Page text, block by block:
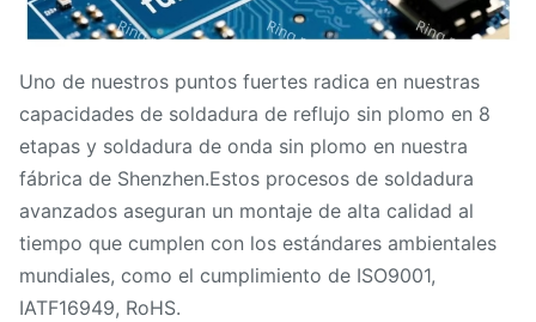
Uno de nuestros puntos fuertes radica en nuestras
capacidades de soldadura de reflujo sin plomo en 8
etapas y soldadura de onda sin plomo en nuestra
fábrica de Shenzhen.Estos procesos de soldadura
avanzados aseguran un montaje de alta calidad al
tiempo que cumplen con los estándares ambientales
mundiales, como el cumplimiento de ISO9001,
IATF16949, RoHS.